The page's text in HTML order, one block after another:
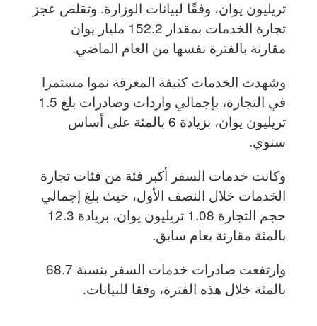
تريليون يوان، وفقًا لبيانات الوزارة. وتقلص عجز
تجارة الخدمات بمقدار 152.2 مليار يوان
مقارنة بالفترة نفسها من العام الماضي.
وشهدت الخدمات كثيفة المعرفة نموا مستمرا
في التجارة، بإجمالي واردات وصادرات بلغ 1.5
تريليون يوان، بزيادة 6 بالمئة على أساس
سنوي.
وكانت خدمات السفر أكبر فئة من فئات تجارة
الخدمات خلال النصف الأول، حيث بلغ إجمالي
حجم التجارة 1.08 تريليون يوان، بزيادة 12.3
بالمئة مقارنة بعام سابق.
وارتفعت صادرات خدمات السفر بنسبة 68.7
بالمئة خلال هذه الفترة، وفقا للبيانات.